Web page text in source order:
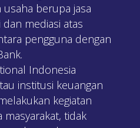
usaha berupa jasa
mediasi atas
pengguna dengan
Indonesia
institusi keuangan
kegiatan
tidak